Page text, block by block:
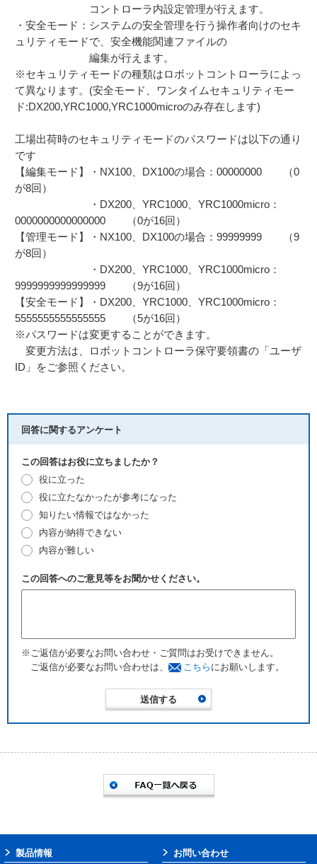
コントローラ内設定管理が行えます。
・安全モード：システムの安全管理を行う操作者向けのセキ
ュリティモードで、安全機能関連ファイルの
編集が行えます。
※セキュリティモードの種類はロボットコントローラによっ
て異なります。(安全モード、ワンタイムセキュリティモー
ド:DX200,YRC1000,YRC1000microのみ存在します)
工場出荷時のセキュリティモードのパスワードは以下の通り
です
【編集モード】・NX100、DX100の場合：00000000 （0
が8回）
・DX200、YRC1000、YRC1000micro：
0000000000000000 （0が16回）
【管理モード】・NX100、DX100の場合：99999999 （9
が8回）
・DX200、YRC1000、YRC1000micro：
9999999999999999 （9が16回）
【安全モード】・DX200、YRC1000、YRC1000micro：
5555555555555555 （5が16回）
※パスワードは変更することができます。
変更方法は、ロボットコントローラ保守要領書の「ユーザ
ID」をご参照ください。
回答に関するアンケート
この回答はお役に立ちましたか？
役に立った
役に立たなかったが参考になった
知りたい情報ではなかった
内容が納得できない
内容が難しい
この回答へのご意見等をお聞かせください。
※ご返信が必要なお問い合わせ・ご質問はお受けできません。
ご返信が必要なお問い合わせは、
こちら にお願いします。
製品情報 お問い合わせ